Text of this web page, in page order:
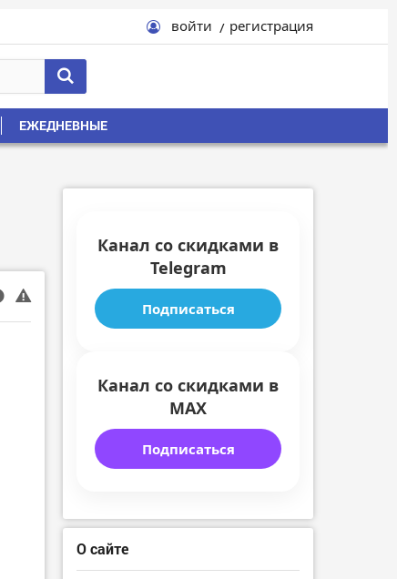
войти регистрация
ЕЖЕДНЕВНЫЕ
Канал со скидками в
Telegram
Подписаться
Канал со скидками в
MAX
Подписаться
О сайте